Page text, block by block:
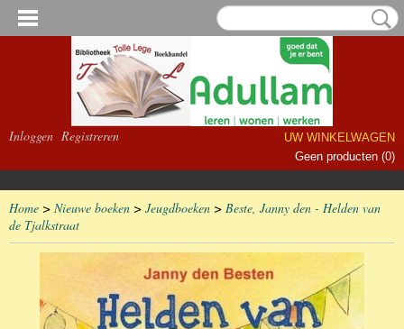
Inloggen Registreren
UW WINKELWAGEN
Geen producten (0)
Home > Nieuwe boeken > Jeugdboeken > Beste, Janny den - Helden van
de Tjalkstraat